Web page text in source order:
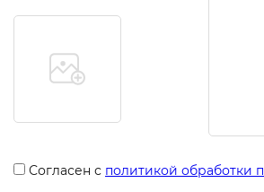
Согласен с политикой обработки